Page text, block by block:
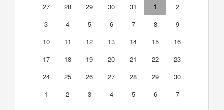
27
28 29 30 31 1
2
3
4 5 6 7 8
9
10
11 12 13 14 15
16
17
18 19 20 21 22
23
24
25 26 27 28 29
30
1
2 3 4 5 6 7